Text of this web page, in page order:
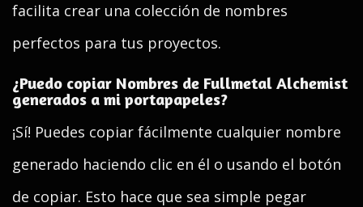
facilita crear una colección de nombres
perfectos para tus proyectos.
¿Puedo copiar Nombres de Fullmetal Alchemist
generados a mi portapapeles?
¡Sí! Puedes copiar fácilmente cualquier nombre
generado haciendo clic en él o usando el botón
de copiar. Esto hace que sea simple pegar